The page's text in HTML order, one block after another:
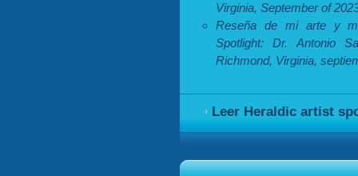
Virginia, September of
Reseña de mi arte y
Spotlight: Dr. Antonio
Richmond, Virginia,
Leer Heraldic artist